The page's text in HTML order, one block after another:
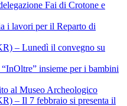
Fai di Crotone e
i lavori per il Reparto di
– Lunedì il convegno su
insieme per i bambini
al Museo Archeologico
– Il 7 febbraio si presenta il